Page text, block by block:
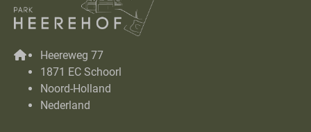
Heereweg 77
1871 EC Schoorl
Noord-Holland
Nederland